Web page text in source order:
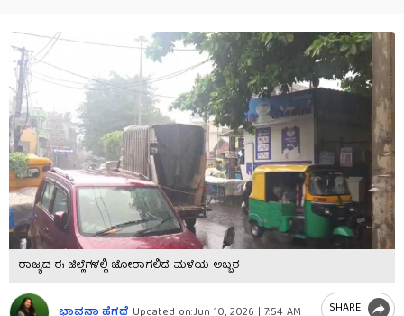
ರಾಜ್ಯದ ಈ ಜಿಲ್ಲೆಗಳಲ್ಲಿ ಜೋರಾಗಲಿದೆ ಮಳೆಯ ಅಬ್ಬರ
SHARE